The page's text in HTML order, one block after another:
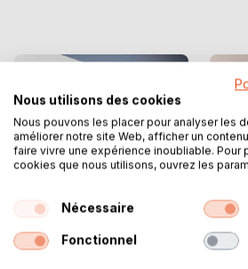
Nous utilisons des cookies
Nous pouvons les placer pour analyser les
améliorer notre site Web, afficher un
faire vivre une expérience inoubliable. Pour
cookies que nous utilisons, ouvrez les
Nécessaire
Fonctionnel